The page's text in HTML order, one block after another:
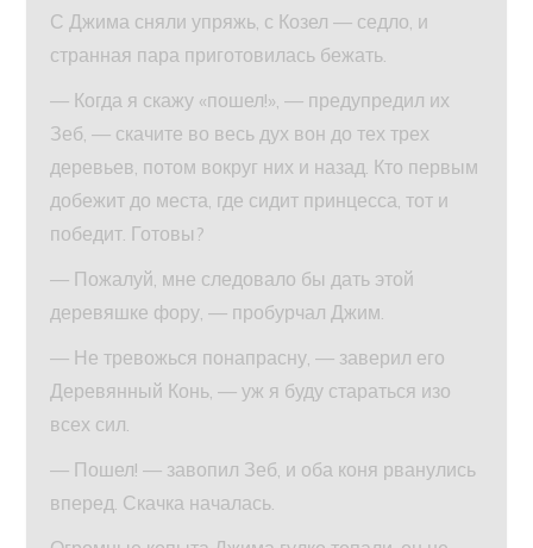
С Джима сняли упряжь, с Козел — седло, и
странная пара приготовилась бежать.
— Когда я скажу «пошел!», — предупредил их
Зеб, — скачите во весь дух вон до тех трех
деревьев, потом вокруг них и назад. Кто первым
добежит до места, где сидит принцесса, тот и
победит. Готовы?
— Пожалуй, мне следовало бы дать этой
деревяшке фору, — пробурчал Джим.
— Не тревожься понапрасну, — заверил его
Деревянный Конь, — уж я буду стараться изо
всех сил.
— Пошел! — завопил Зеб, и оба коня рванулись
вперед. Скачка началась.